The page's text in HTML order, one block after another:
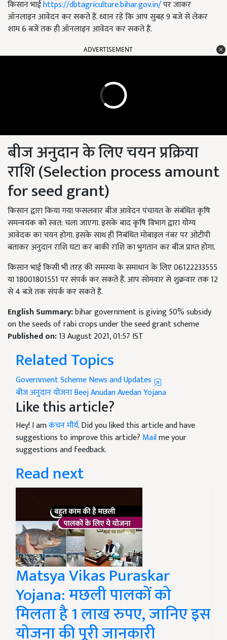
किसान भाईhttps://dbtagriculture.bihar.gov.in/पर जाकर
ऑनलाइन आवेदन कर सकते हैं. ध्यान रहे कि आप सुबह 9 बजे से लेकर
शाम 6 बजे तक ही ऑनलाइन आवेदन कर सकते हैं.
ADVERTISEMENT
बीज अनुदान के लिए चयन प्रक्रिया
राशि (Selection process amount
for seed grant)
किसान द्वारा किया गया फसलवार बीज आवेदन पंचायत के संबंधित कृषि
समन्वयक को स्वत: चला जाएगा. इसके बाद कृषि विभाग द्वारा योग्य
आवेदक का चयन होगा. इसके साथ ही निबंधित मोबाइल नंबर पर ओटीपी
बताकर अनुदान राशि घटा कर बाकी राशि का भुगतान कर बीज प्राप्त होगा.
किसान भाई किसी भी तरह की समस्या के समाधान के लिए 06122233555
या 18001801551 पर संपर्क कर सकते हैं. आप सोमवार से शुक्रवार तक 12
से 4 बजे तक संपर्क कर सकते हैं.
English Summary:bihar government is giving 50% subsidy
on the seeds of rabi crops under the seed grant scheme
Published on:13 August 2021, 01:57 IST
Related Topics
Government Scheme News and Updates
बीज अनुदान योजनाBeej Anudan Avedan Yojana
Like this article?
Hey! I amकंचन मौर्य. Did you liked this article and have
suggestions to improve this article? Mailme your
suggestions and feedback.
Read next
Matsya Vikas Puraskar
Yojana: मछली पालकों को
मिलता है 1 लाख रुपए, जानिए इस
योजना की पूरी जानकारी